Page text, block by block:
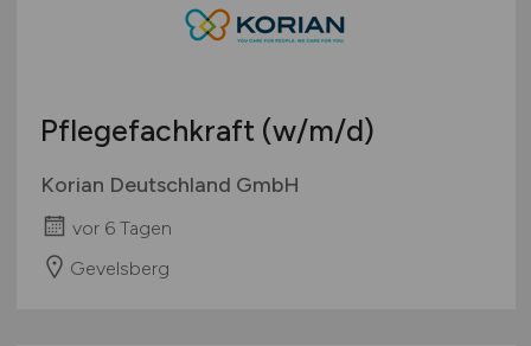
Pflegefachkraft (w/m/d)
Korian Deutschland GmbH
vor 6 Tagen
Gevelsberg